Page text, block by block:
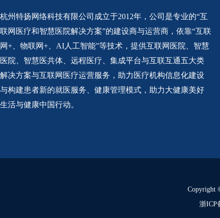
杭州特扬网络科技有限公司成立于2012年，公司是专业的“互
联网医疗和智慧医院解决方案”的建设商与运营商，依靠“互联
网+、物联网+、AI人工智能”等技术，提供互联网医院、智慧
医院、智慧医共体、远程医疗、集成平台与互联互通五大类
解决方案与互联网医疗运营服务，助力医疗机构信息化建设
与构建患者新的就医服务、健康管理模式，助力大健康美好
生活与健康中国行动。
Copyright
浙ICP